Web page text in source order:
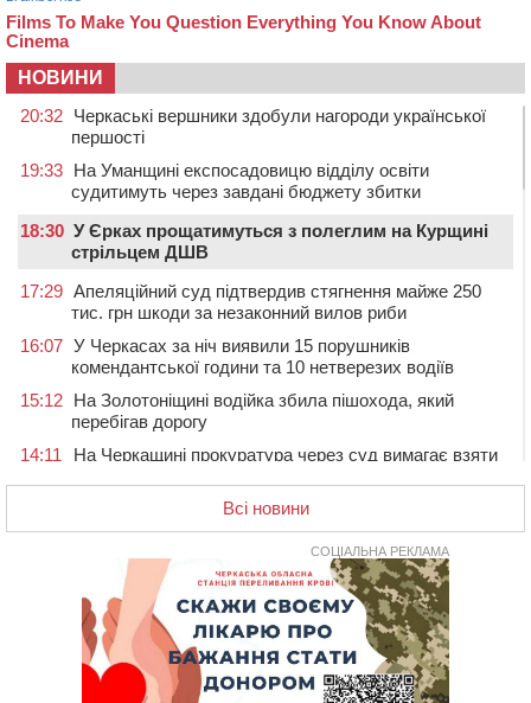
НОВИНИ
20:32 Черкаські вершники здобули нагороди української
першості
19:33 На Уманщині експосадовицю відділу освіти
судитимуть через завдані бюджету збитки
18:30 У Єрках прощатимуться з полеглим на Курщині
стрільцем ДШВ
17:29 Апеляційний суд підтвердив стягнення майже 250
тис. грн шкоди за незаконний вилов риби
16:07 У Черкасах за ніч виявили 15 порушників
комендантської години та 10 нетверезих водіїв
15:12 На Золотоніщині водійка збила пішохода, який
перебігав дорогу
14:11
На Черкащині прокуратура через суд вимагає взяти
У Смілі біля магазину під колесами вантажівки
загинула жінка
У Черкасах пропонують для приватизації
п’ятиповерховий об’єкт у центрі міста
Не вистачає стажу для пенсії: як його докупити та що
потрібно знати
У Черкасах виявили низку недоліків у гуртожитку, де
проживають ВПО
Всі новини
СОЦІАЛЬНА РЕКЛАМА